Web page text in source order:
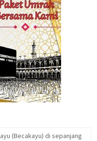
(Becakayu) di sepanjang